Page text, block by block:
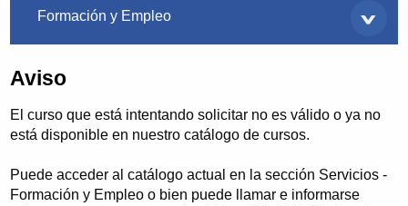
Formación y Empleo
Aviso
El curso que está intentando solicitar no es válido o ya no
está disponible en nuestro catálogo de cursos.
Puede acceder al catálogo actual en la sección Servicios -
Formación y Empleo o bien puede llamar e informarse